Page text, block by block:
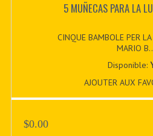
5 MUÑECAS PARA LA
CINQUE BAMBOLE PER LA
MARIO
Disponible:
AJOUTER AUX
$0.00